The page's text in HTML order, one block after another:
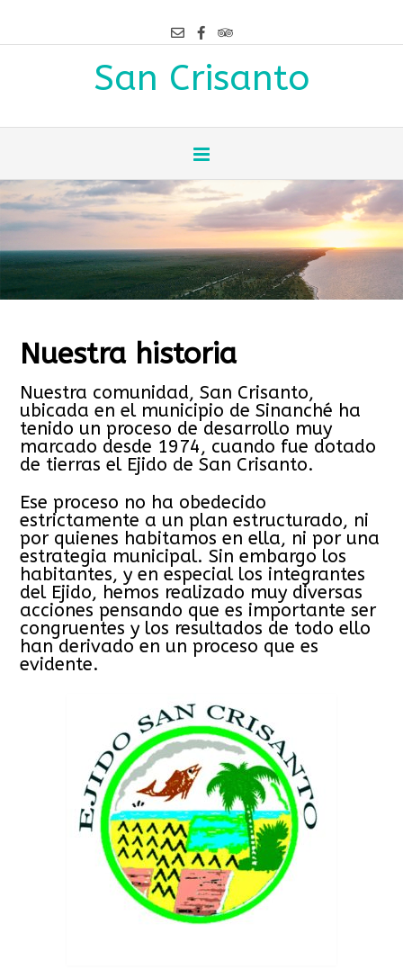
San Crisanto
Nuestra historia
Nuestra comunidad, San Crisanto,
ubicada en el municipio de Sinanché ha
tenido un proceso de desarrollo muy
marcado desde 1974, cuando fue dotado
de tierras el Ejido de San Crisanto.
Ese proceso no ha obedecido
estrictamente a un plan estructurado, ni
por quienes habitamos en ella, ni por una
estrategia municipal. Sin embargo los
habitantes, y en especial los integrantes
del Ejido, hemos realizado muy diversas
acciones pensando que es importante ser
congruentes y los resultados de todo ello
han derivado en un proceso que es
evidente.